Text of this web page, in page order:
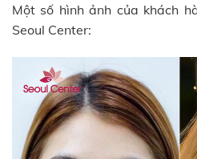
Một số hình ảnh của khách
Seoul Center: